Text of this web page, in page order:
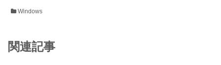
Windows
関連記事